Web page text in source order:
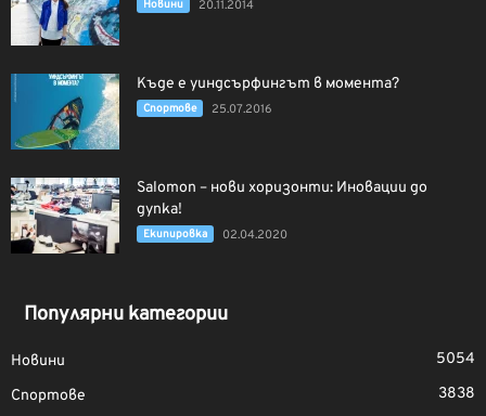
Новини 20.11.2014
Къде е уиндсърфингът в момента?
Спортове 25.07.2016
Salomon – нови хоризонти: Иновации до
дупка!
Екипировка 02.04.2020
Популярни категории
Новини
5054
Спортове
3838